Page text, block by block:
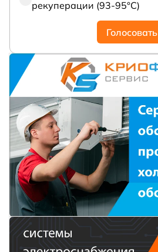
рекуперации (93-95°С)
Голосовать